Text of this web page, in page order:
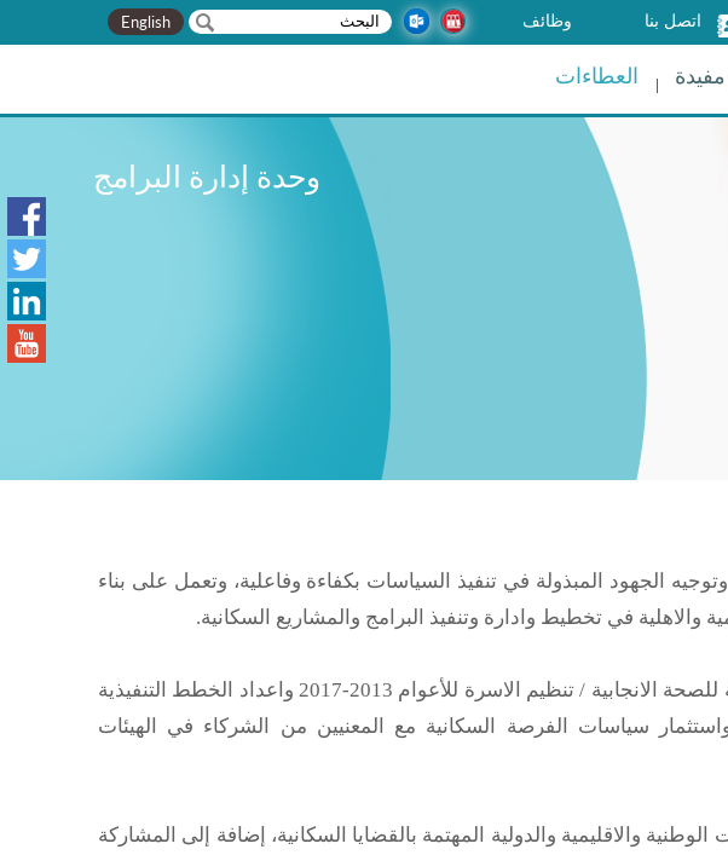
اتصل بنا وظائف استمارة البحث
‏بحث ‏ English
العطاءات
وحدة إدارة البرامج
الجهود المبذولة في تنفيذ السياسات بكفاءة وفاعلية، وتعمل على بناء
والاهلية في تخطيط وادارة وتنفيذ البرامج والمشاريع السكانية.
كما تقوم الوحدة بإعداد ومتابعة الاستراتيجية الوطنية للصحة الانجابية / تنظيم الاسرة للأعوام 2013-2017 واعداد الخطط التنفيذية
واستثمار سياسات الفرصة السكانية مع المعنيين من الشركاء في الهيئات
والاقليمية والدولية المهتمة بالقضايا السكانية، إضافة إلى المشاركة